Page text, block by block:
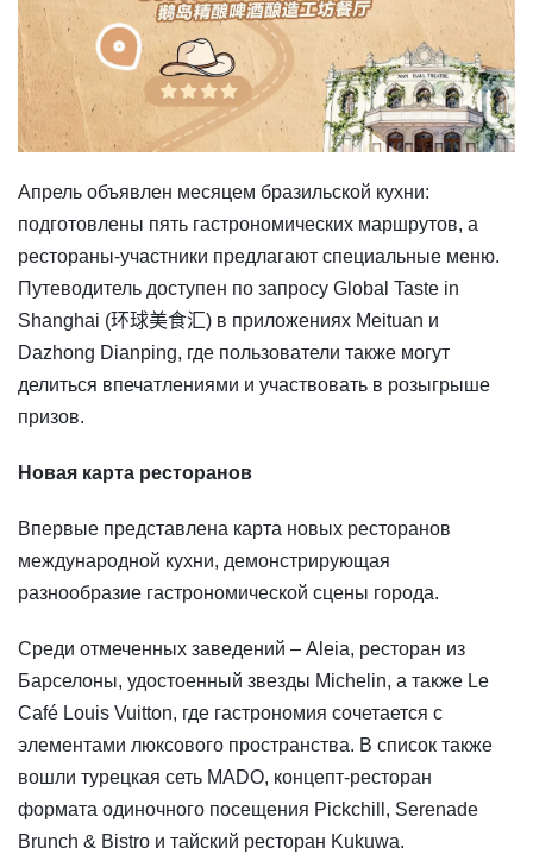
​Апрель объявлен месяцем бразильской кухни:
подготовлены пять гастрономических маршрутов, а
рестораны-участники предлагают специальные меню.
Путеводитель доступен по запросу Global Taste in
Shanghai (环球美食汇) в приложениях Meituan и
Dazhong Dianping, где пользователи также могут
делиться впечатлениями и участвовать в розыгрыше
призов.
Новая карта ресторанов
Впервые представлена карта новых ресторанов
международной кухни, демонстрирующая
разнообразие гастрономической сцены города.
Среди отмеченных заведений – Aleia, ресторан из
Барселоны, удостоенный звезды Michelin, а также Le
Café Louis Vuitton, где гастрономия сочетается с
элементами люксового пространства. В список также
вошли турецкая сеть MADO, концепт-ресторан
формата одиночного посещения Pickchill, Serenade
Brunch & Bistro и тайский ресторан Kukuwa.